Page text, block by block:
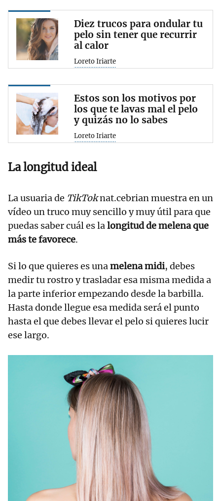
Diez trucos para ondular tu
pelo sin tener que recurrir
al calor
Loreto Iriarte
Estos son los motivos por
los que te lavas mal el pelo
y quizás no lo sabes
Loreto Iriarte
La longitud ideal
La usuaria de TikToknat.cebrian muestra en un
vídeo un truco muy sencillo y muy útil para que
puedas saber cuál es lalongitud de melena que
más te favorece.
Si lo que quieres es unamelena midi, debes
medir tu rostro y trasladar esa misma medida a
la parte inferior empezando desde la barbilla.
Hasta donde llegue esa medida será el punto
hasta el que debes llevar el pelo si quieres lucir
ese largo.